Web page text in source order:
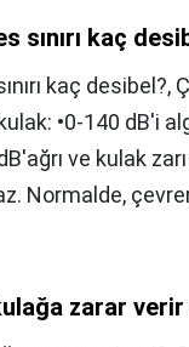
sınırı kaç
kaç desibel?,
•0-140 dB'i
ve kulak
Normalde,
zarar verir